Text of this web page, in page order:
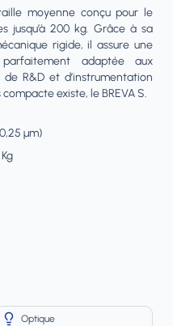
moyenne conçu pour le
jusqu’à 200 kg. Grâce à sa
rigide, il assure une
adaptée aux
R&D et d’instrumentation
existe, le BREVA S.
µm)
Optique